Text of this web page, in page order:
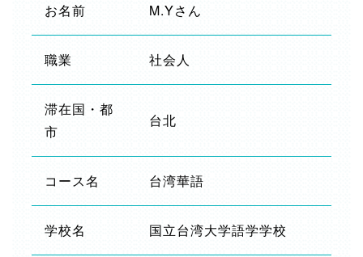
お名前 M.Yさん
職業 社会人
滞在国・都
市
台北
コース名 台湾華語
学校名 国立台湾大学語学学校